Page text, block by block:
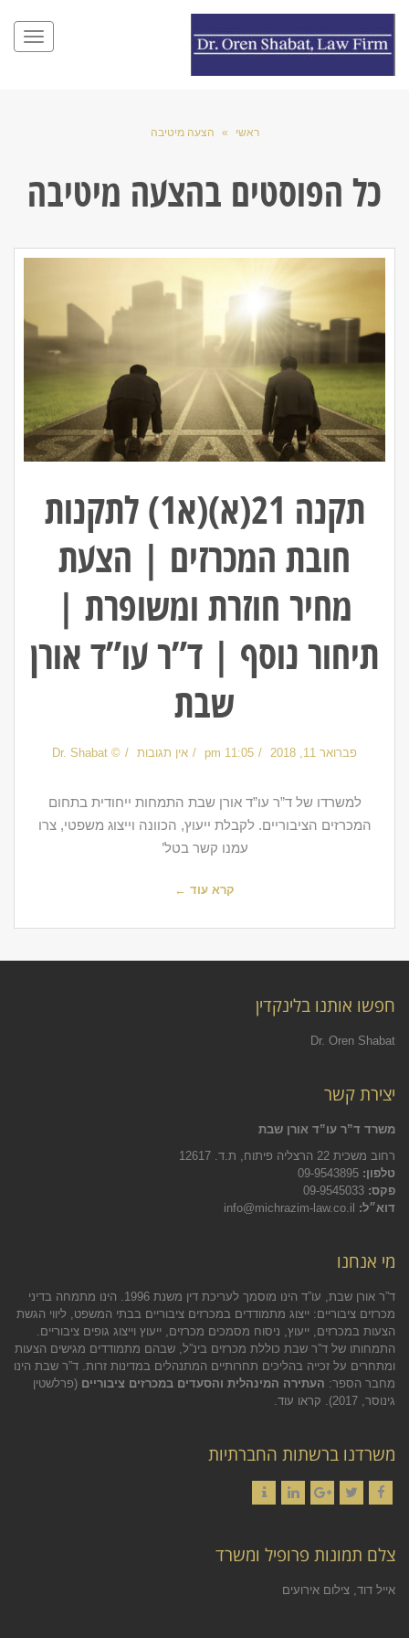
ראשי » הצעה מיטיבה
כל הפוסטים בהצעה מיטיבה
תקנה 21(א)(א1) לתקנות
חובת המכרזים | הצעת
מחיר חוזרת ומשופרת |
תיחור נוסף | ד”ר עו”ד אורן
שבת
פברואר 11, 2018 11:05 pm אין תגובות © Dr. Shabat
למשרדו של ד”ר עו”ד אורן שבת התמחות ייחודית בתחום
המכרזים הציבוריים. לקבלת ייעוץ, הכוונה וייצוג משפטי, צרו
עמנו קשר בטל’
קרא עוד ←
חפשו אותנו בלינקדין
Dr. Oren Shabat
יצירת קשר
משרד ד”ר עו”ד אורן שבת
רחוב משכית 22 הרצליה פיתוח, ת.ד. 12617
טלפון:
פקס:
דוא״ל:
מי אנחנו
ד”ר אורן שבת, עו”ד הינו מוסמך לעריכת דין משנת 1996. הינו מתמחה בדיני
מכרזים ציבוריים: ייצוג מתמודדים במכרזים ציבוריים בבתי המשפט, ליווי הגשת
הצעות במכרזים, ייעוץ, ניסוח מסמכים מכרזים, ייעוץ וייצוג גופים ציבוריים.
התמחותו של ד”ר שבת כוללת מכרזים בינ”ל, שבהם מתמודדים מגישים הצעות
ומתחרים על זכייה בהליכים תחרותיים המתנהלים במדינות זרות. ד”ר שבת הינו
מחבר הספר: העתירה המינהלית והסעדים במכרזים ציבוריים (פרלשטין
גינוסר, 2017).
קראו עוד.
משרדנו ברשתות החברתיות
צלם תמונות פרופיל ומשרד
אייל דוד, צילום אירועים